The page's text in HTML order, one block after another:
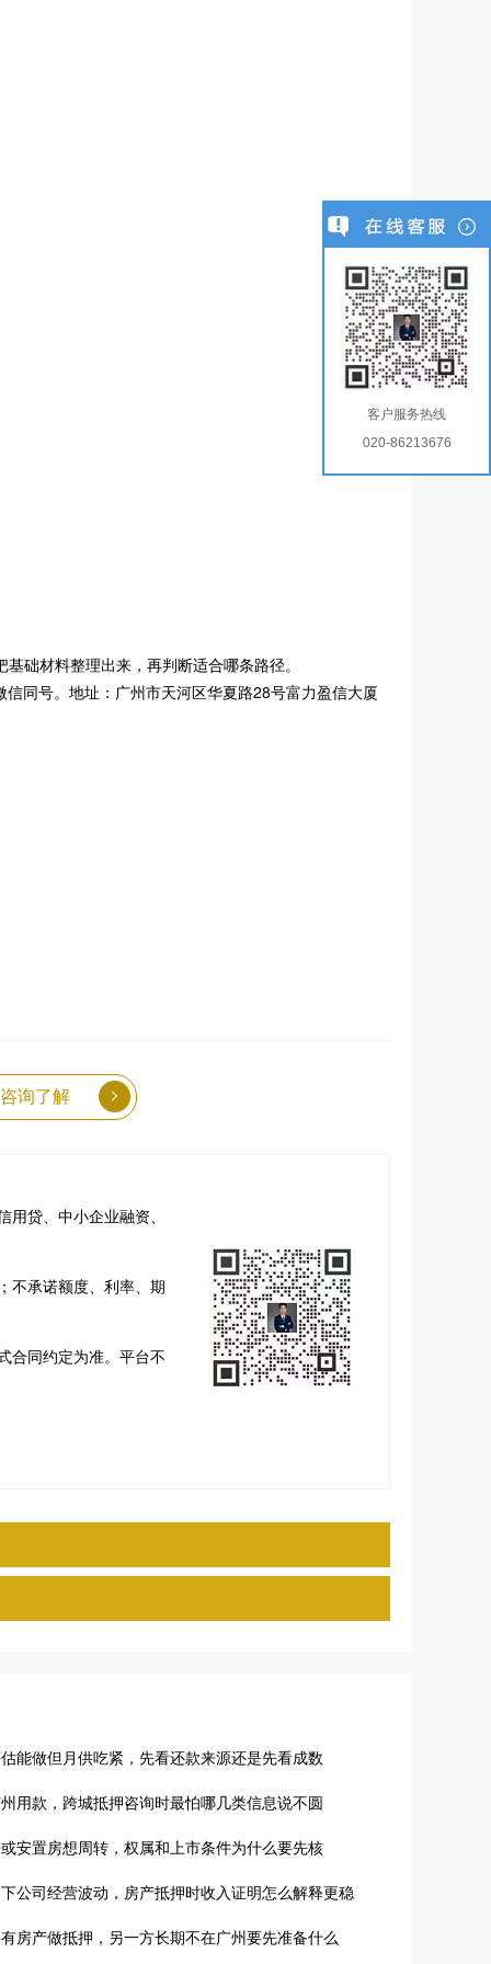
础材料整理出来，再判断适合哪条路径。
同号。地址：广州市天河区华夏路28号富力盈信大厦
咨询了解
贷、中小企业融资、
不承诺额度、利率、期
合同约定为准。平台不
能做但月供吃紧，先看还款来源还是先看成数
用款，跨城抵押咨询时最怕哪几类信息说不圆
安置房想周转，权属和上市条件为什么要先核
公司经营波动，房产抵押时收入证明怎么解释更稳
房产做抵押，另一方长期不在广州要先准备什么
客户服务热线
020-86213676